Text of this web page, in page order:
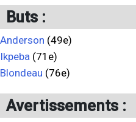
Buts :
Anderson (49e)
Ikpeba (71e)
Blondeau (76e)
Avertissements :